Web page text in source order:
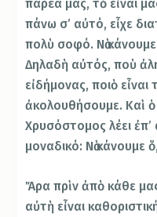
παρέα μας, τὸ εἶναι
πάνω σ’ αὐτό, εἶχε
πολὺ σοφό. Νὰ
Δηλαδὴ αὐτός, ποὺ
εἰδήμονας, ποιὸ εἶναι
ἀκολουθήσουμε. Καὶ
Χρυσόστομος λέει
μοναδικό: Νὰ κάνουμε
Ἄρα πρὶν ἀπὸ κάθε
αὐτὴ εἶναι